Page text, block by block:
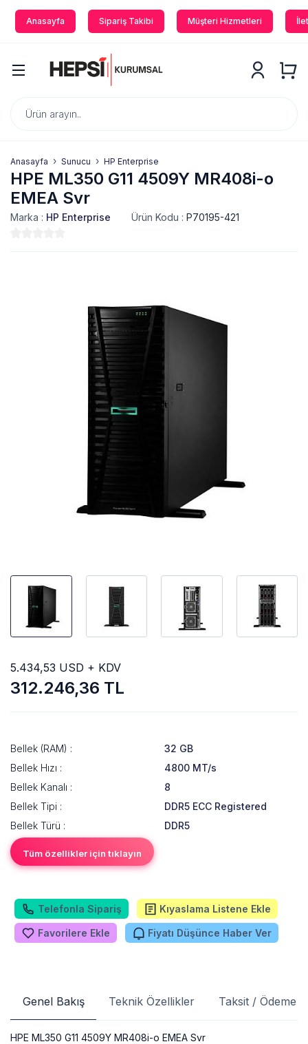
Anasayfa Sipariş Takibi Müşteri Hizmetleri
Anasayfa Sunucu HP Enterprise
HPE ML350 G11 4509Y MR408i-o
EMEA Svr
Marka : HP Enterprise Ürün Kodu : P70195-421
312.246,36 TL
5.434,53 USD + KDV
Bellek (RAM) :
32 GB
Bellek Hızı :
4800 MT/s
Bellek Kanalı :
8
Bellek Tipi :
DDR5 ECC Registered
Bellek Türü :
DDR5
Tüm özellikler için tıklayın
Telefonla Sipariş Kıyaslama Listene Ekle
Favorilere Ekle Fiyatı Düşünce Haber Ver
Genel Bakış Teknik Özellikler Taksit / Ödeme
HPE ML350 G11 4509Y MR408i-o EMEA Svr